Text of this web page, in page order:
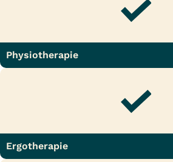
Physiotherapie
Ergotherapie